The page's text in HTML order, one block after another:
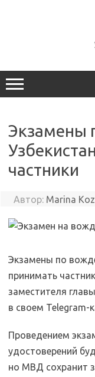
Экзамены
частники
Автор: Marina
Экзамены по
принимать
заместителя
в своем Telegram-
Проведением
удостоверений
но МВД сохранит